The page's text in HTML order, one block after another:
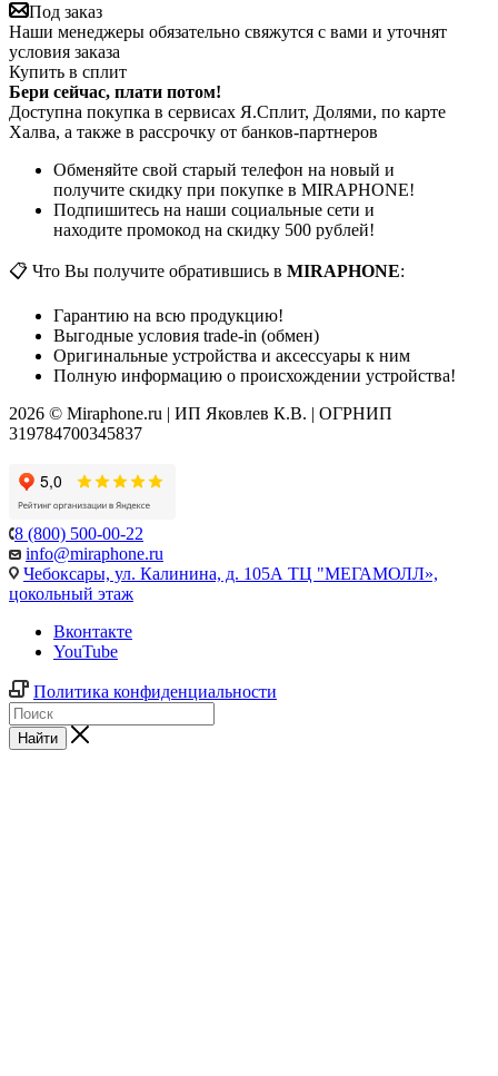
Под заказ
Наши менеджеры обязательно свяжутся с вами и уточнят
условия заказа
Купить в сплит
Бери сейчас, плати потом!
Доступна покупка в сервисах Я.Сплит, Долями, по карте
Халва, а также в рассрочку от банков-партнеров
Обменяйте свой старый телефон на новый и
получите скидку при покупке в MIRAPHONE!
Подпишитесь на наши социальные сети и
находите промокод на скидку 500 рублей!
📋 Что Вы получите обратившись в MIRAPHONE:
Гарантию на всю продукцию!
Выгодные условия trade-in (обмен)
Оригинальные устройства и аксессуары к ним
Полную информацию о происхождении устройства!
2026 © Miraphone.ru | ИП Яковлев К.В. | ОГРНИП
319784700345837
8 (800) 500-00-22
info@miraphone.ru
Чебоксары, ул. Калинина, д. 105А ТЦ "МЕГАМОЛЛ»,
цокольный этаж
Вконтакте
YouTube
Политика конфиденциальности
Найти